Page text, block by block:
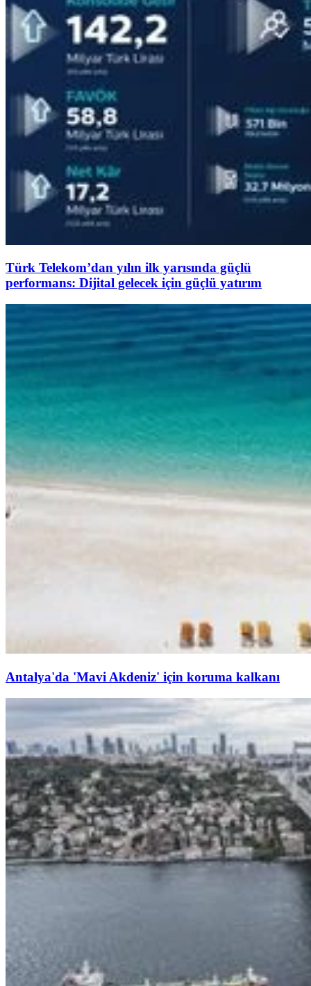
Türk Telekom’dan yılın ilk yarısında güçlü
performans: Dijital gelecek için güçlü yatırım
Antalya'da 'Mavi Akdeniz' için koruma kalkanı